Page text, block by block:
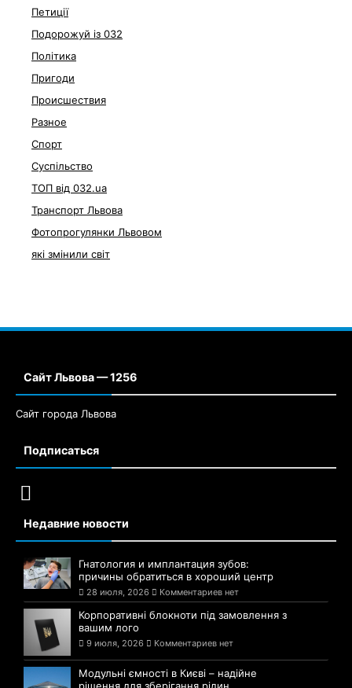
Петиції
Подорожуй із 032
Політика
Пригоди
Происшествия
Разное
Спорт
Суспільство
ТОП від 032.ua
Транспорт Львова
Фотопрогулянки Львовом
які змінили світ
Сайт Львова — 1256
Сайт города Львова
Подписаться
Недавние новости
Гнатология и имплантация зубов:
причины обратиться в хороший центр
28 июля, 2026 Комментариев нет
Корпоративні блокноти під замовлення з
вашим лого
9 июля, 2026 Комментариев нет
Модульні ємності в Києві – надійне